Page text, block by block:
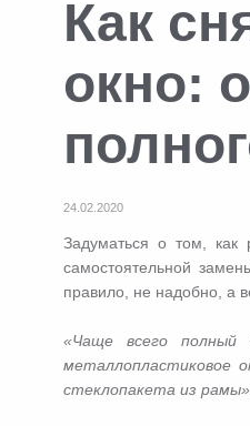
Как
окно:
24.02.2020
Задуматься о том, как
самостоятельной
правило, не надобно, а
«Чаще всего полный
металлопластиковое
стеклопакета из рамы».